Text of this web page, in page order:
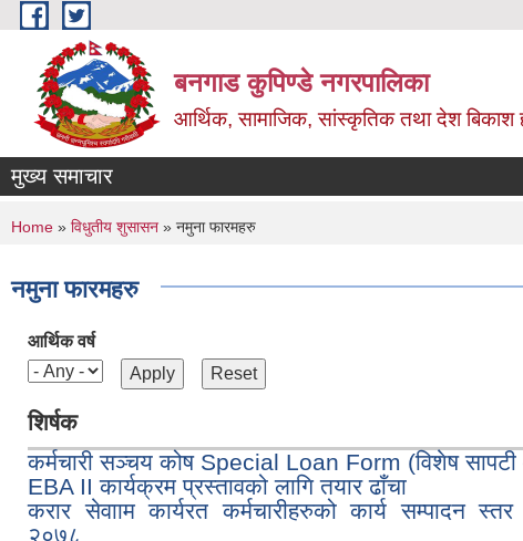
Skip to main content
बनगाड कुपिण्डे नगरपालिका
आर्थिक, सामाजिक, सांस्कृतिक तथा देश बिकाश
मुख्य समाचार
You are here
Home » विधुतीय शुसासन » नमुना फारमहरु
नमुना फारमहरु
आर्थिक वर्ष
शिर्षक
कर्मचारी सञ्चय कोष Special Loan Form (विशेष
EBA II कार्यक्रम प्रस्तावको लागि तयार ढाँचा
करार सेवााम कार्यरत कर्मचारीहरुको कार्य सम्पादन
२०७८